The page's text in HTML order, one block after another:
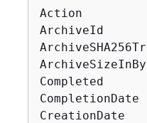
Action
ArchiveId
Completed
CreationDate